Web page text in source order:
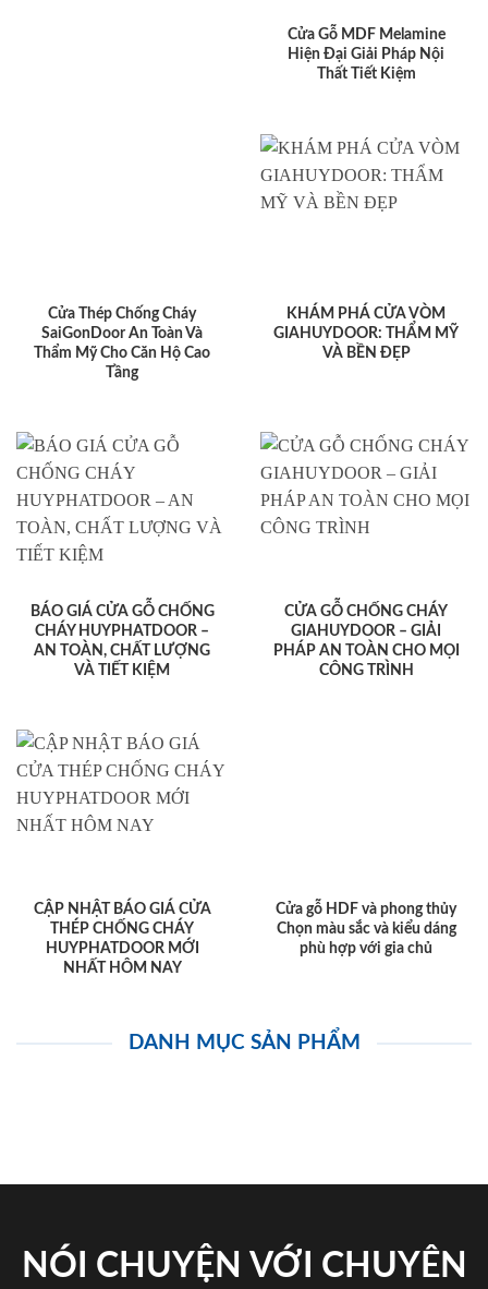
Cửa Gỗ MDF Melamine
Hiện Đại Giải Pháp Nội
Thất Tiết Kiệm
Cửa Thép Chống Cháy
SaiGonDoor An Toàn Và
Thẩm Mỹ Cho Căn Hộ Cao
Tầng
KHÁM PHÁ CỬA VÒM
GIAHUYDOOR: THẨM MỸ
VÀ BỀN ĐẸP
BÁO GIÁ CỬA GỖ CHỐNG
CHÁY HUYPHATDOOR –
AN TOÀN, CHẤT LƯỢNG
VÀ TIẾT KIỆM
CỬA GỖ CHỐNG CHÁY
GIAHUYDOOR – GIẢI
PHÁP AN TOÀN CHO MỌI
CÔNG TRÌNH
CẬP NHẬT BÁO GIÁ CỬA
THÉP CHỐNG CHÁY
HUYPHATDOOR MỚI
NHẤT HÔM NAY
Cửa gỗ HDF và phong thủy
Chọn màu sắc và kiểu dáng
phù hợp với gia chủ
DANH MỤC SẢN PHẨM
NÓI CHUYỆN VỚI CHUYÊN